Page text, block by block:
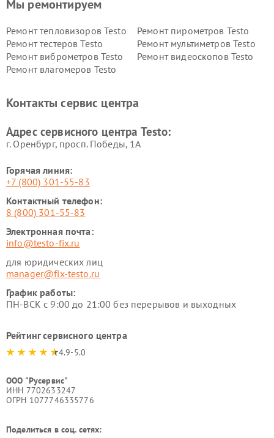
Мы ремонтируем
Ремонт тепловизоров Testo
Ремонт пирометров Testo
Ремонт тестеров Testo
Ремонт мультиметров Testo
Ремонт виброметров Testo
Ремонт видеоскопов Testo
Ремонт влагомеров Testo
Контакты сервис центра
Адрес сервисного центра Testo:
г. Оренбург, просп. Победы, 1А
Горячая линия:
+7 (800) 301-55-83
Контактный телефон:
8 (800) 301-55-83
Электронная почта:
info@testo-fix.ru
для юридических лиц
manager@fix-testo.ru
График работы:
ПН-ВСК с 9:00 до 21:00 без перерывов и выходных
Рейтинг сервисного центра
4.9-5.0
ООО "Русервис"
ИНН 7702633247
ОГРН 1077746335776
Поделиться в соц. сетях: